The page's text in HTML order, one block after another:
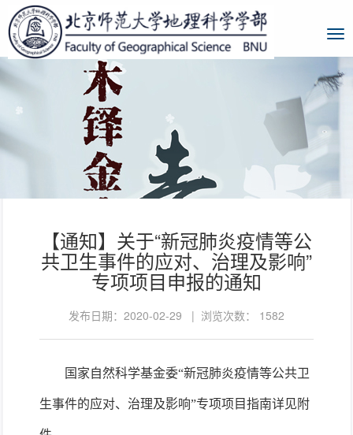
【通知】关于“新冠肺炎疫情等公
共卫生事件的应对、治理及影响”
专项项目申报的通知
发布日期：2020-02-29 | 浏览次数： 1582
国家自然科学基金委“新冠肺炎疫情等公共卫
生事件的应对、治理及影响”专项项目指南详见附